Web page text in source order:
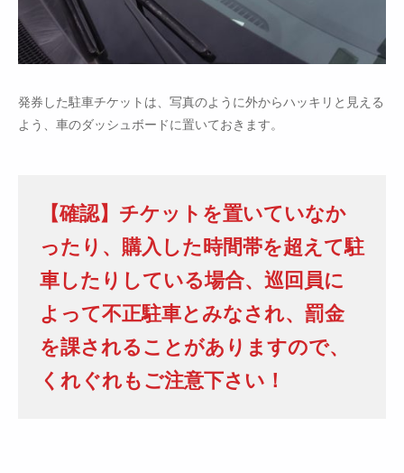
発券した駐車チケットは、写真のように外からハッキリと見える
よう、車のダッシュボードに置いておきます。
【確認】チケットを置いていなか
ったり、購入した時間帯を超えて駐
車したりしている場合、巡回員に
よって不正駐車とみなされ、罰金
を課されることがありますので、
くれぐれもご注意下さい！